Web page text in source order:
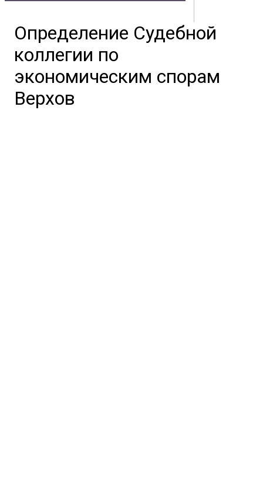
Контакты
Документы
Физическим лицам
Маркетплейс
Партнерам
Определение Судебной
коллегии по
экономическим спорам
Верхов